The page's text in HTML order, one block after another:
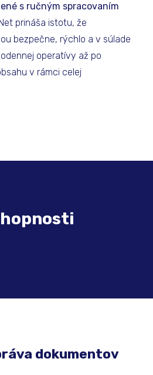
s ručným spracovaním
prináša istotu, že
bezpečne, rýchlo a v súlade
operatívy až po
v rámci celej
dokumentov